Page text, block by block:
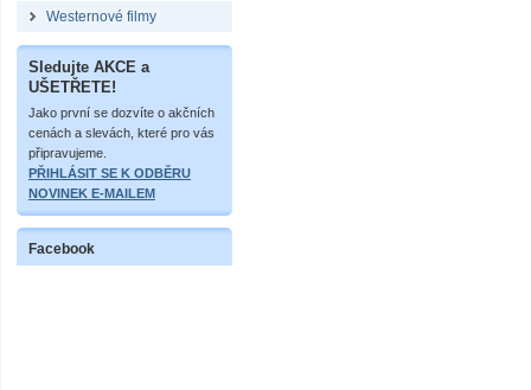
Westernové filmy
Sledujte AKCE a
UŠETŘETE!
Jako první se dozvíte o akčních
cenách a slevách, které pro vás
připravujeme.
PŘIHLÁSIT SE K ODBĚRU
NOVINEK E-MAILEM
Facebook